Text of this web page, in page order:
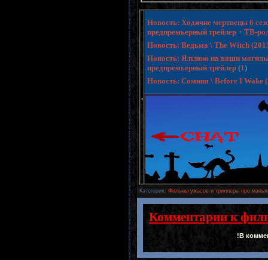
.
Новость: Ходячие мертвецы 6
предпремьерный трейлер + ТВ-
Новость: Ведьма \ The Witch
Новость: Я плюю на ваши
предпремьерный трейлер (1)
Новость: Сомния \ Before I Wake
Категория: Фильмы ужасов и триллеры про
Комментарии к
!В